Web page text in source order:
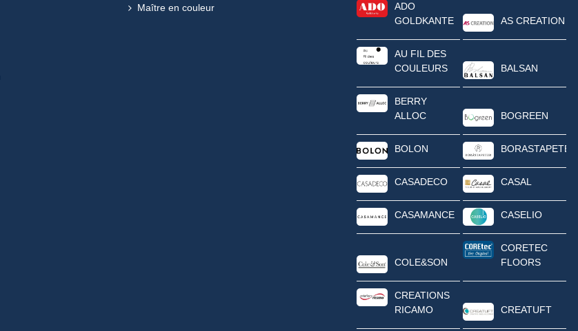
Maître en couleur
ADO
GOLDKANTE
AS CREATION
AU FIL DES
COULEURS
BALSAN
BERRY
ALLOC
BOGREEN
BOLON BORASTAPETER
CASADECO CASAL
CASAMANCE CASELIO
COLE&SON
CORETEC
FLOORS
CREATIONS
RICAMO
CREATUFT